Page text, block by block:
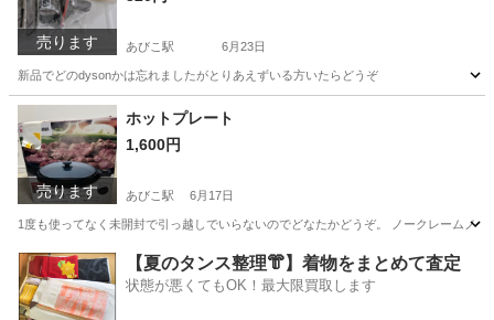
売ります あびこ駅 6月23日
新品でどのdysonかは忘れましたがとりあえずいる方いたらどうぞ
大阪 大阪市 あびこ駅 生活家電
売ります
ホットプレート
1,600円
あびこ駅 6月17日
1度も使ってなく未開封で引っ越しでいらないのでどなたかどうぞ。 ノークレームノ
大阪 大阪市 あびこ駅 キッチン家電
【夏のタンス整理👘】着物をまとめて査定
状態が悪くてもOK！最大限買取します